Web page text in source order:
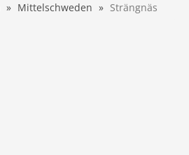
Mittelschweden Strängnäs